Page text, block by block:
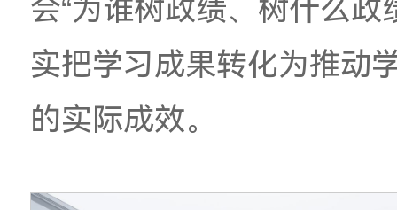
实举措把 各项工作抓
教育，简约务实、精